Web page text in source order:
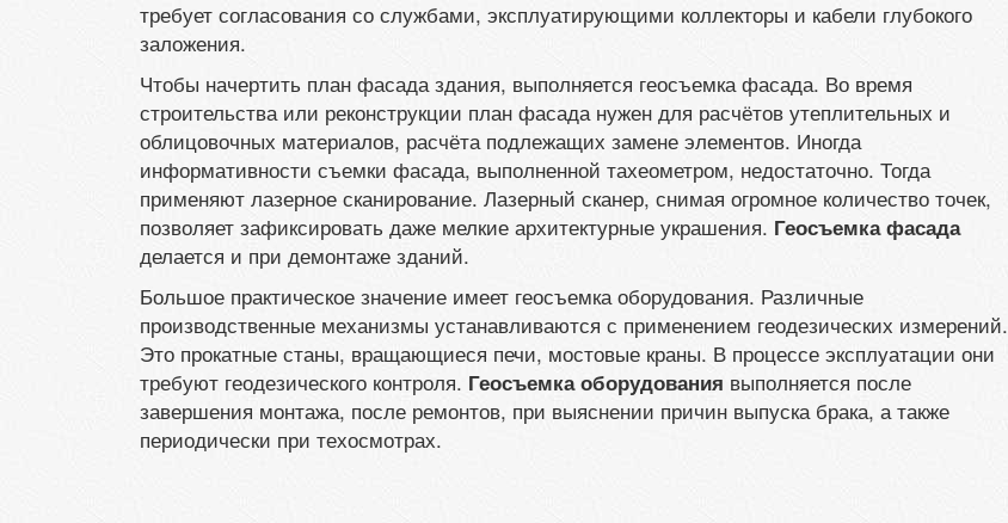
требует согласования со службами, эксплуатирующими коллекторы и кабели глубокого
заложения.
Чтобы начертить план фасада здания, выполняется геосъемка фасада. Во время
строительства или реконструкции план фасада нужен для расчётов утеплительных и
облицовочных материалов, расчёта подлежащих замене элементов. Иногда
информативности съемки фасада, выполненной тахеометром, недостаточно. Тогда
применяют лазерное сканирование. Лазерный сканер, снимая огромное количество точек,
позволяет зафиксировать даже мелкие архитектурные украшения. Геосъемка фасада
делается и при демонтаже зданий.
Большое практическое значение имеет геосъемка оборудования. Различные
производственные механизмы устанавливаются с применением геодезических измерений.
Это прокатные станы, вращающиеся печи, мостовые краны. В процессе эксплуатации они
требуют геодезического контроля. Геосъемка оборудования выполняется после
завершения монтажа, после ремонтов, при выяснении причин выпуска брака, а также
периодически при техосмотрах.